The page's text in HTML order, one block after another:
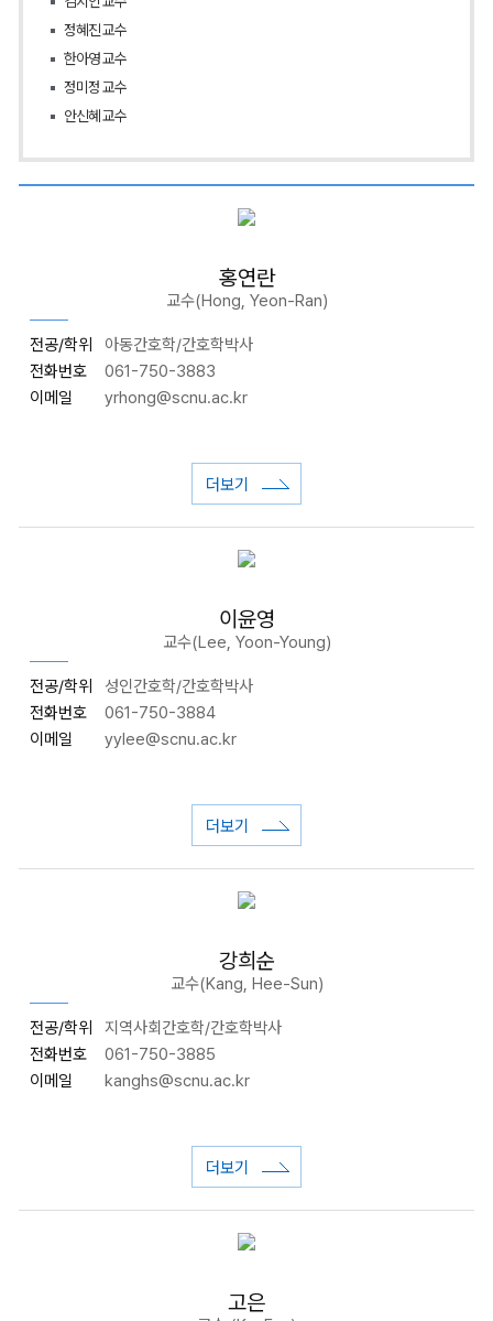
정혜진 교수
한아영 교수
정미정 교수
안신혜 교수
홍연란
교수(Hong, Yeon-Ran)
전공/학위
아동간호학/간호학박사
전화번호
061-750-3883
이메일
yrhong@scnu.ac.kr
더보기
이윤영
교수(Lee, Yoon-Young)
전공/학위
성인간호학/간호학박사
전화번호
061-750-3884
이메일
yylee@scnu.ac.kr
더보기
강희순
교수(Kang, Hee-Sun)
전공/학위
지역사회간호학/간호학박사
전화번호
061-750-3885
이메일
kanghs@scnu.ac.kr
더보기
고은